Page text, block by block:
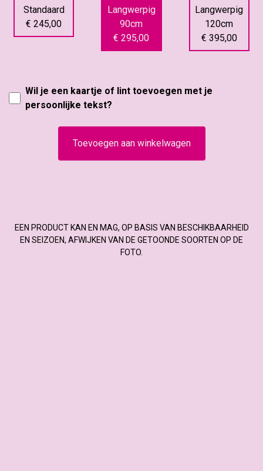
Standaard
€ 245,00
Langwerpig
90cm
€ 295,00
Langwerpig
120cm
€ 395,00
Wil je een kaartje of lint toevoegen met je
persoonlijke tekst?
Toevoegen aan winkelwagen
EEN PRODUCT KAN EN MAG, OP BASIS VAN BESCHIKBAARHEID
EN SEIZOEN, AFWIJKEN VAN DE GETOONDE SOORTEN OP DE
FOTO.